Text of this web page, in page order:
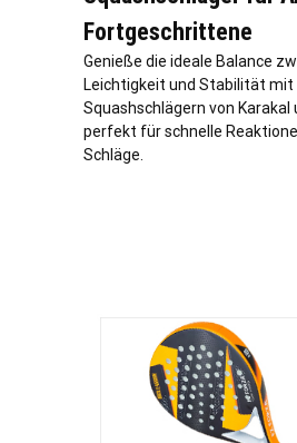
Fortgeschrittene
Genieße die ideale Balance
Leichtigkeit und Stabilität mit
Squashschlägern von Karakal
perfekt für schnelle
Schläge.